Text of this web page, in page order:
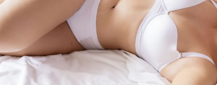
BODIES
ACCESORIOS
LO MÁS VENDIDO
MATERNIDAD